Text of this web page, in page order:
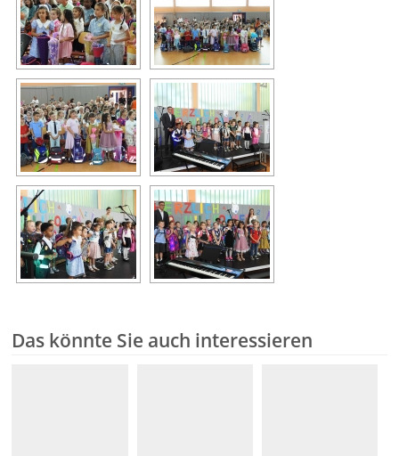
Das könnte Sie auch interessieren